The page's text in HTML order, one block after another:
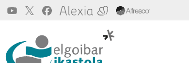
Pasar al contenido principal